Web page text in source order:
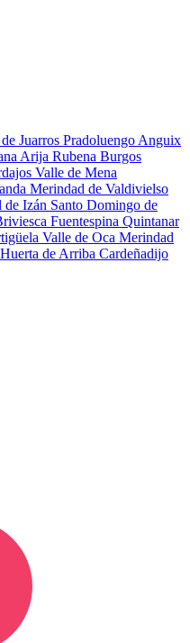
Juarros Pradoluengo Anguix
Arija Rubena Burgos
Valle de Mena
Merindad de Valdivielso
de Izán Santo Domingo de
Fuentespina Quintanar
Valle de Oca Merindad
Huerta de Arriba Cardeñadijo